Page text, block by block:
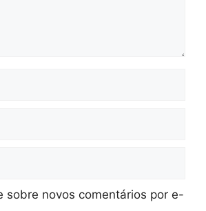
sobre novos comentários por e-